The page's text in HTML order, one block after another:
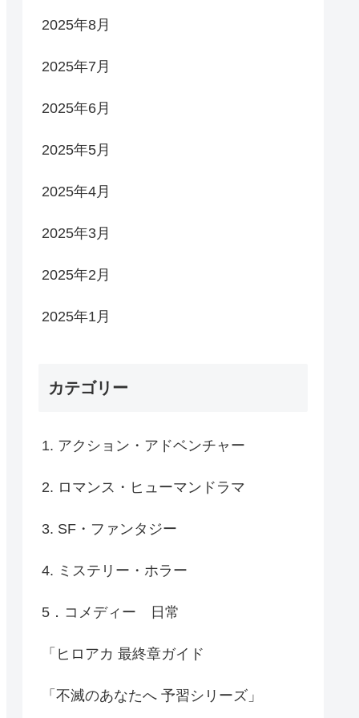
2025年8月
2025年7月
2025年6月
2025年5月
2025年4月
2025年3月
2025年2月
2025年1月
カテゴリー
1. アクション・アドベンチャー
2. ロマンス・ヒューマンドラマ
3. SF・ファンタジー
4. ミステリー・ホラー
5．コメディー 日常
「ヒロアカ 最終章ガイド
「不滅のあなたへ 予習シリーズ」